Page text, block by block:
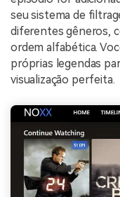
seu sistema de
diferentes gêneros,
ordem alfabética.
próprias legendas
visualização perfeita.